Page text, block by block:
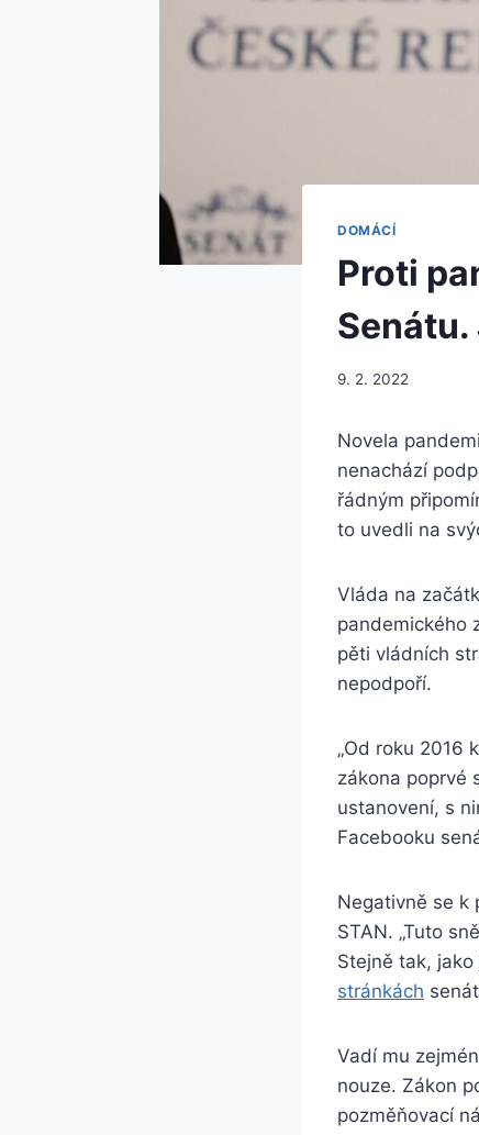
DOMÁCÍ
Proti
9. 2. 2022
Novela
nenachází
řádným
to uvedli na
Vláda na
pandemického
pěti vládních
nepodpoří.
„Od roku 2016
zákona poprvé
ustanovení, s
Facebooku
Negativně se k
STAN. „Tuto
Stejně tak,
stránkách
Vadí mu
nouze. Zákon
pozměňovací